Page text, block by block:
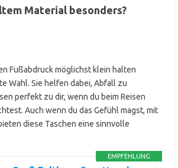
Material besonders?
Fußabdruck möglichst klein halten
Wahl. Sie helfen dabei, Abfall zu
perfekt zu dir, wenn du beim Reisen
Auch wenn du das Gefühl magst, mit
diese Taschen eine sinnvolle
EMPFEHLUNG